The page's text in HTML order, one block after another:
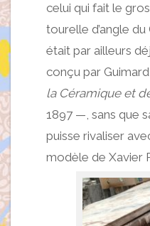
celui qui fait le
tourelle d’angle
était par ailleurs
conçu par Guimard
la Céramique et
1897 —, sans que
puisse rivaliser
modèle de Xavier